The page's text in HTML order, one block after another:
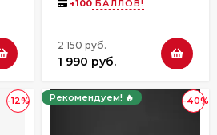
+100 БАЛЛОВ!
2 150 руб.
1 990 руб.
-12% -40%
Рекомендуем! 🔥